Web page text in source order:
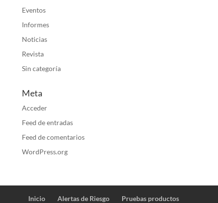
Eventos
Informes
Noticias
Revista
Sin categoría
Meta
Acceder
Feed de entradas
Feed de comentarios
WordPress.org
Inicio Alertas de Riesgo Pruebas productos